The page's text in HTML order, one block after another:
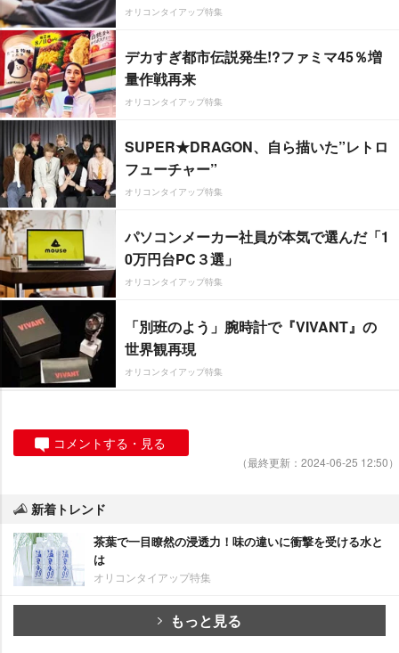
オリコンタイアップ特集
デカすぎ都市伝説発生!?ファミマ45％増
量作戦再来
オリコンタイアップ特集
SUPER★DRAGON、自ら描いた”レトロ
フューチャー”
オリコンタイアップ特集
パソコンメーカー社員が本気で選んだ「1
0万円台PC３選」
オリコンタイアップ特集
「別班のよう」腕時計で『VIVANT』の
世界観再現
オリコンタイアップ特集
コメントする・見る
（最終更新：2024-06-25 12:50）
新着トレンド
茶葉で一目瞭然の浸透力！味の違いに衝撃を受ける水と
は
オリコンタイアップ特集
もっと見る